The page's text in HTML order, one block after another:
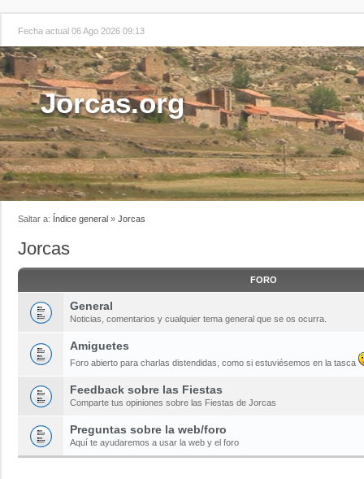
Fecha actual 06 Ago 2026 09:13
Jorcas.org
Saltar a: Índice general » Jorcas
Jorcas
FORO
General
Noticias, comentarios y cualquier tema general que se os ocurra.
Amiguetes
Foro abierto para charlas distendidas, como si estuviésemos en la tasca
Feedback sobre las Fiestas
Comparte tus opiniones sobre las Fiestas de Jorcas
Preguntas sobre la web/foro
Aquí te ayudaremos a usar la web y el foro